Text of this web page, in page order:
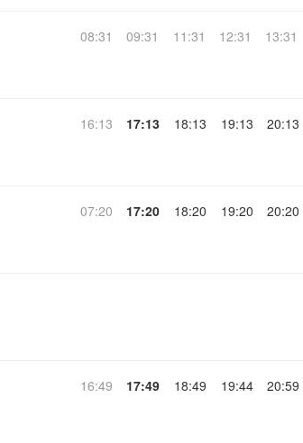
08:31 09:31 11:31 12:31 13:31
16:13 17:13 18:13 19:13 20:13
07:20 17:20 18:20 19:20 20:20
16:49 17:49 18:49 19:44 20:59